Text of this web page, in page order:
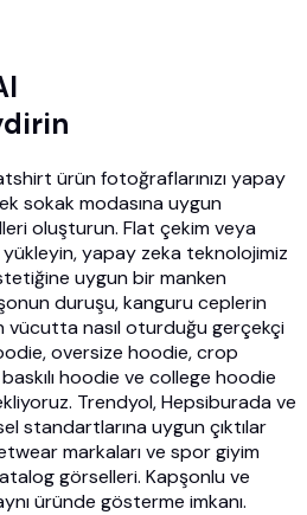
ürün fotoğraflarınızı yapay
sokak modasına uygun
oluşturun. Flat çekim veya
yükleyin, yapay zeka teknolojimiz
uygun bir manken
duruşu, kanguru ceplerin
vücutta nasıl oturduğu gerçekçi
oversize hoodie, crop
hoodie ve college hoodie
Trendyol, Hepsiburada ve
standartlarına uygun çıktılar
markaları ve spor giyim
görselleri. Kapşonlu ve
üründe gösterme imkanı.